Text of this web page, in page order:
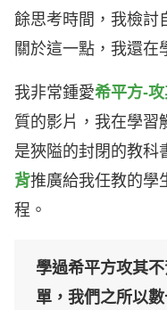
餘思考時間，我檢討
關於這一點，我還在
我非常鍾愛希平方-
質的影片，我在學習
是狹隘的封閉的教科
背推廣給我任教的學
程。
學過希平方攻其
單，我們之所以